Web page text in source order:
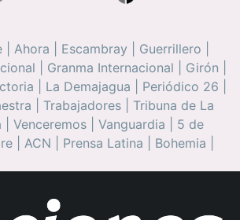
Ahora Escambray Guerrillero
Granma Internacional Girón
La Demajagua Periódico 26
Trabajadores
Tribuna de La
Venceremos| Vanguardia
5 de
| ACN Prensa Latina Bohemia